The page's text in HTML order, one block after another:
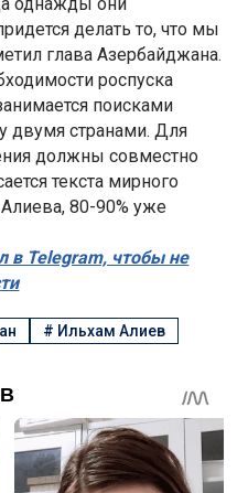
делать то, что мы
глава Азербайджана.
роспуска
поисками
двумя странами. Для
должны совместно
текста мирного
80-90% уже
в Telegram, чтобы не
# Ильхам Алиев